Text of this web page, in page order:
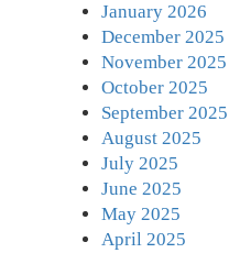
January 2026
December 2025
November 2025
October 2025
September 2025
August 2025
July 2025
June 2025
May 2025
April 2025